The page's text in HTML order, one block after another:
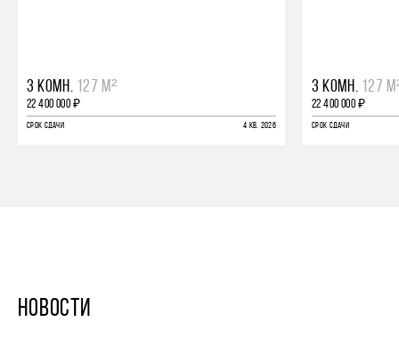
3 КОМН. 127 М²
22 400 000 ₽
СРОК СДАЧИ 4 КВ. 2026
3 КОМН. 127
22 400 000 ₽
СРОК СДАЧИ
НОВОСТИ